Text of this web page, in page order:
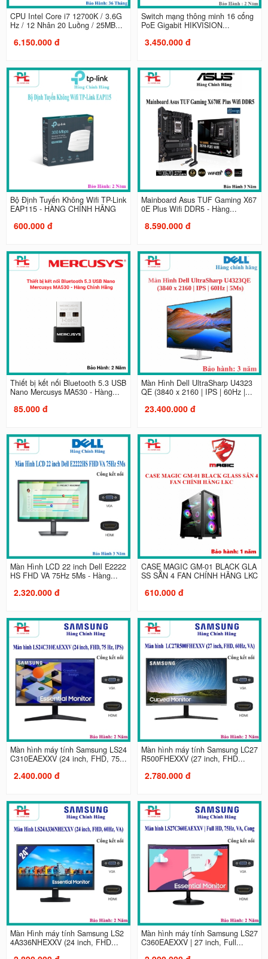
CPU Intel Core i7 12700K / 3.6G
Hz / 12 Nhân 20 Luồng / 25MB...
6.150.000 đ
Switch mạng thông minh 16 cổng
PoE Gigabit HIKVISION...
3.450.000 đ
Bộ Định Tuyến Không Wifi TP-Link
EAP115 - HÀNG CHÍNH HÃNG
600.000 đ
Mainboard Asus TUF Gaming X67
0E Plus Wifi DDR5 - Hàng...
8.590.000 đ
Thiết bị kết nối Bluetooth 5.3 USB
Nano Mercusys MA530 - Hàng...
85.000 đ
Màn Hình Dell UltraSharp U4323
QE (3840 x 2160 | IPS | 60Hz |...
23.400.000 đ
Màn Hình LCD 22 inch Dell E2222
HS FHD VA 75Hz 5Ms - Hàng...
2.320.000 đ
CASE MAGIC GM-01 BLACK GLA
SS SẴN 4 FAN CHÍNH HÃNG LKC
610.000 đ
Màn hình máy tính Samsung LS24
C310EAEXXV (24 inch, FHD, 75...
2.400.000 đ
Màn hình máy tính Samsung LC27
R500FHEXXV (27 inch, FHD...
2.780.000 đ
Màn Hình máy tính Samsung LS2
4A336NHEXXV (24 inch, FHD...
Màn hình máy tính Samsung LS27
C360EAEXXV | 27 inch, Full...